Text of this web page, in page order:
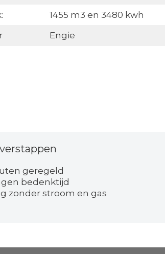
1455 m3 en 3480 kwh
Engie
geregeld
bedenktijd
zonder stroom en gas